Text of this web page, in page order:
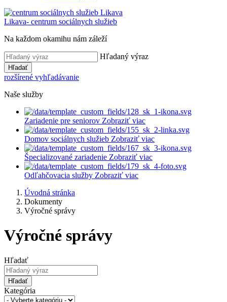
Likava- centrum sociálnych služieb
Na každom okamihu nám záleží
Hľadaný výraz
Hľadať
rozšírené vyhľadávanie
Naše služby
Zariadenie pre seniorov Zobraziť viac
Domov sociálnych služieb Zobraziť viac
Špecializované zariadenie Zobraziť viac
Odľahčovacia služby Zobraziť viac
Úvodná stránka
Dokumenty
Výročné správy
Výročné správy
Hľadať
Hľadať
Kategória